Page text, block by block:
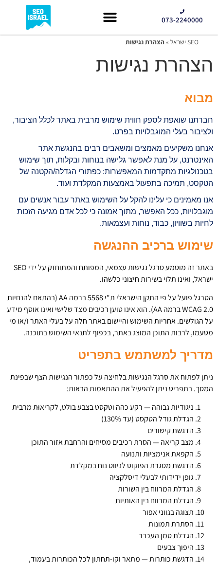
073-2240000
SEO ישראל »הצהרת נגישות
הצהרת נגישות
מבוא
חברתנו שואפת לספק חווית שימוש מרבית באתר לכלל הציבור,
ולציבור בעלי המוגבלויות בפרט.
אנחנו משקיעים מאמצים ומשאבים רבים בהנגשת אתר
האינטרנט, על מנת לאפשר גלישה בנוחות ובקלות, תוך שימוש
בטכנולגיות מתקדמות המאפשרות: כפתורי הגדלה/הקטנה של
הטקסט, תמיכה בתפעול באמצעות המקלדת ועוד.
אנו מאמינים כי עלינו להקל על השימוש באתר עבור אנשים עם
מוגבלויות, ככל האפשר, מתוך אמונה כי לכל אדם מגיעה הזכות
לחיות בשוויון, כבוד, נוחות ועצמאות.
שימוש ברכיב ההנגשה
באתר זה מוטמע סרגל נגישות עצמאי, המפותח והמתוחזק על ידי SEO
ישראל, ואינו תלוי בשירות חיצוני כלשהו.
הסרגל פועל על פי התקן הישראלי ת"י 5568 ברמה AA (בהתאם להנחיות
WCAG 2.0 ברמה AA). הוא אינו טוען רכיבים מצד שלישי ואינו אוסף מידע
על הגולשים. אחריות השימוש והיישום באתר חלה על בעלי האתר ו/או מי
מטעמו, לרבות התוכן המוצג באתר, בכפוף לתנאי השימוש בתוכנה.
מדריך למשתמש בתפריט
ניתן לפתוח את סרגל הנגישות בלחיצה על כפתור הנגישות הצף שבפינת
המסך. בתפריט ניתן להפעיל את ההתאמות הבאות:
ניגודיות גבוהה — רקע כהה וטקסט בצבע בולט, לקריאוּת מרבית
הגדלת גודל הטקסט (עד 130%)
הדגשת קישורים
מצב קריאה — הסרת רכיבים מסיחים והרחבת אזור התוכן
הקפאת אנימציות ותנועה
הדגשת מסגרת הפוקוס לניווט נוח במקלדת
גופן ידידותי לבעלי דיסלקציה
הגדלת המרווח בין השורות
הגדלת המרווח בין האותיות
תצוגה בגווני אפור
הסתרת תמונות
הגדלת סמן העכבר
היפוך צבעים
הדגשת כותרות — מתאר וקו-תחתון לכל הכותרות בעמוד,